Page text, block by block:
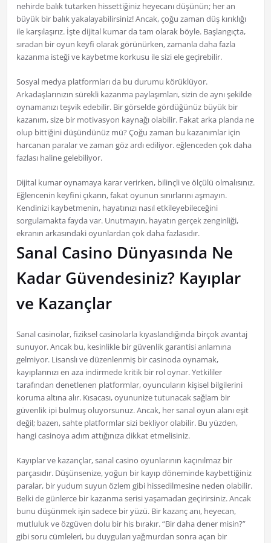
nehirde balık tutarken hissettiğiniz heyecanı düşünün; her an
büyük bir balık yakalayabilirsiniz! Ancak, çoğu zaman düş kırıklığı
ile karşılaşırız. İşte dijital kumar da tam olarak böyle. Başlangıçta,
sıradan bir oyun keyfi olarak görünürken, zamanla daha fazla
kazanma isteği ve kaybetme korkusu ile sizi ele geçirebilir.
Sosyal medya platformları da bu durumu körüklüyor.
Arkadaşlarınızın sürekli kazanma paylaşımları, sizin de aynı şekilde
oynamanızı teşvik edebilir. Bir görselde gördüğünüz büyük bir
kazanım, size bir motivasyon kaynağı olabilir. Fakat arka planda ne
olup bittiğini düşündünüz mü? Çoğu zaman bu kazanımlar için
harcanan paralar ve zaman göz ardı ediliyor. eğlenceden çok daha
fazlası haline gelebiliyor.
Dijital kumar oynamaya karar verirken, bilinçli ve ölçülü olmalısınız.
Eğlencenin keyfini çıkarın, fakat oyunun sınırlarını aşmayın.
Kendinizi kaybetmenin, hayatınızı nasıl etkileyebileceğini
sorgulamakta fayda var. Unutmayın, hayatın gerçek zenginliği,
ekranın arkasındaki oyunlardan çok daha fazlasıdır.
Sanal Casino Dünyasında Ne
Kadar Güvendesiniz? Kayıplar
ve Kazançlar
Sanal casinolar, fiziksel casinolarla kıyaslandığında birçok avantaj
sunuyor. Ancak bu, kesinlikle bir güvenlik garantisi anlamına
gelmiyor. Lisanslı ve düzenlenmiş bir casinoda oynamak,
kayıplarınızı en aza indirmede kritik bir rol oynar. Yetkililer
tarafından denetlenen platformlar, oyuncuların kişisel bilgilerini
koruma altına alır. Kısacası, oyununize tutunacak sağlam bir
güvenlik ipi bulmuş oluyorsunuz. Ancak, her sanal oyun alanı eşit
değil; bazen, sahte platformlar sizi bekliyor olabilir. Bu yüzden,
hangi casinoya adım attığınıza dikkat etmelisiniz.
Kayıplar ve kazançlar, sanal casino oyunlarının kaçınılmaz bir
parçasıdır. Düşünsenize, yoğun bir kayıp döneminde kaybettiğiniz
paralar, bir yudum suyun özlem gibi hissedilmesine neden olabilir.
Belki de günlerce bir kazanma serisi yaşamadan geçirirsiniz. Ancak
bunu düşünmek işin sadece bir yüzü. Bir kazanç anı, heyecan,
mutluluk ve özgüven dolu bir his bırakır. “Bir daha dener misin?”
gibi soru cümleleri, bu duyguları yağmurdan sonra açan bir